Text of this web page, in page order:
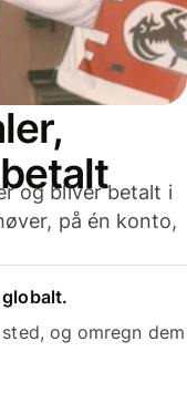
og bliver betalt i
på én konto,
og omregn dem